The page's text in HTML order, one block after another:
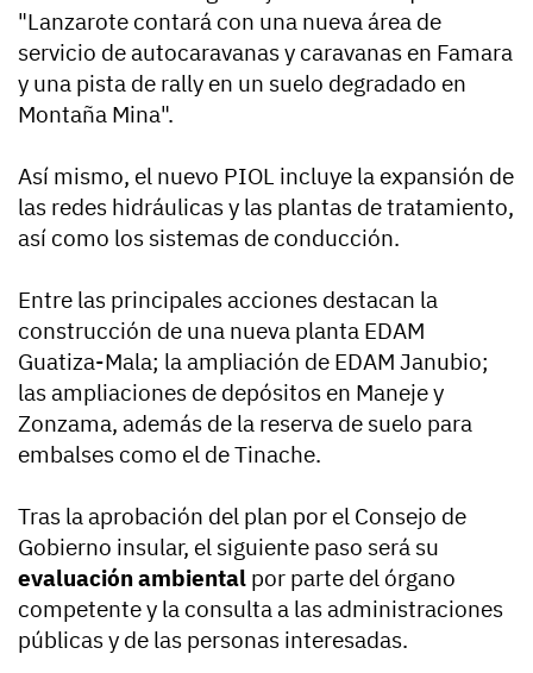
"Lanzarote contará con una nueva área de
servicio de autocaravanas y caravanas en Famara
y una pista de rally en un suelo degradado en
Montaña Mina".
Así mismo, el nuevo PIOL incluye la expansión de
las redes hidráulicas y las plantas de tratamiento,
así como los sistemas de conducción.
Entre las principales acciones destacan la
construcción de una nueva planta EDAM
Guatiza-Mala; la ampliación de EDAM Janubio;
las ampliaciones de depósitos en Maneje y
Zonzama, además de la reserva de suelo para
embalses como el de Tinache.
Tras la aprobación del plan por el Consejo de
Gobierno insular, el siguiente paso será su
evaluación ambiental por parte del órgano
competente y la consulta a las administraciones
públicas y de las personas interesadas.